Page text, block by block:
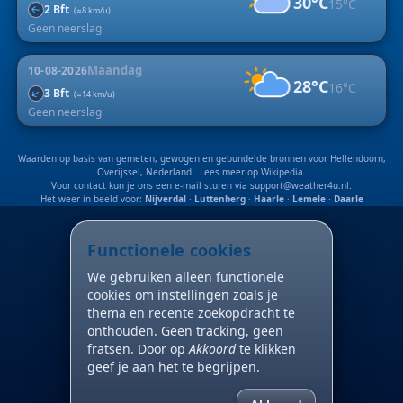
15°C
Geen neerslag
↑2 Bft (≈8 km/u)
10-08-2026Maandag
28°C16°C
Geen neerslag
↑3 Bft (≈14 km/u)
Waarden op basis van gemeten, gewogen en gebundelde bronnen voor Hellendoorn,
Overijssel, Nederland. Lees meer op Wikipedia.
Voor contact kun je ons een e-mail sturen via support@weather4u.nl.
Het weer in beeld voor: Nijverdal· Luttenberg· Haarle· Lemele· Daarle
Functionele cookies
We gebruiken alleen functionele
cookies om instellingen zoals je
thema en recente zoekopdracht te
onthouden. Geen tracking, geen
fratsen. Door opAkkoordte klikken
geef je aan het te begrijpen.